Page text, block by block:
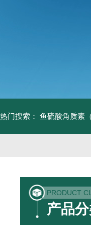
热门搜索： 鱼硫酸角质素
PRODUCT
产品